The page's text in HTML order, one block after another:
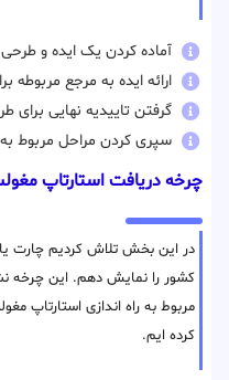
آماده کردن یک ایده و
ارائه ایده به مرجع مربوطه
گرفتن تاییدیه نهایی برای
سپری کردن مراحل مربوط
چرخه دریافت استارتاپ
در این بخش تلاش کردیم چارت
کشور را نمایش دهم. این چرخه
مربوط به راه اندازی استارتاپ
کرده ایم.